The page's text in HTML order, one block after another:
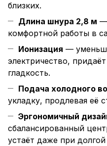
близких.
Длина шнура 2,8 м —
комфортной работы в
Ионизация —
электричество,
гладкость.
Подача холодного
укладку, продлевая её
Эргономичный
сбалансированный
устаёт даже при долгой